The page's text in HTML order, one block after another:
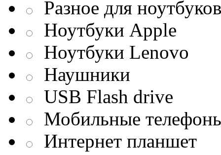
Разное для ноутбуков
Ноутбуки Apple
Ноутбуки Lenovo
Наушники
USB Flash drive
Мобильные
Интернет планшет